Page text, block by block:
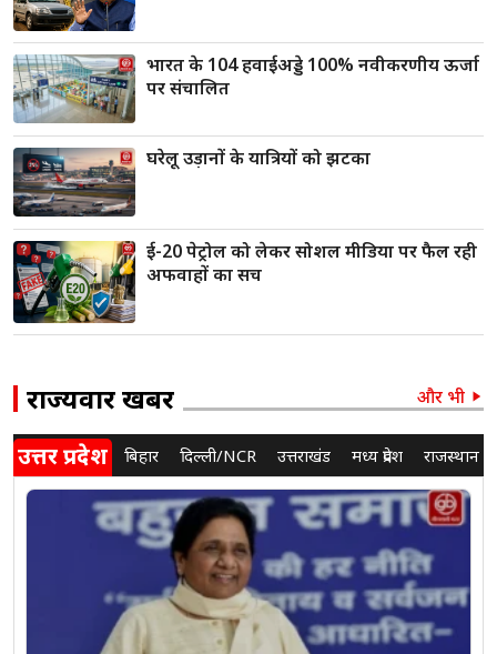
भारत के 104 हवाईअड्डे 100% नवीकरणीय ऊर्जा
पर संचालित
घरेलू उड़ानों के यात्रियों को झटका
ई-20 पेट्रोल को लेकर सोशल मीडिया पर फैल रही
अफवाहों का सच
राज्यवार खबरें और भी
उत्तर प्रदेश बिहार दिल्ली/NCR उत्तराखंड मध्य प्रदेश राजस्थान